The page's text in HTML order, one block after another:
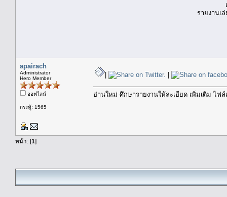
รายงานเ
apairach
Administrator
Hero Member
ออฟไลน์
กระทู้: 1565
| |
อ่านใหม่ ศึกษารายงานให้ละเอียด เพิ่มเติม ไฟ
หน้า: [1]